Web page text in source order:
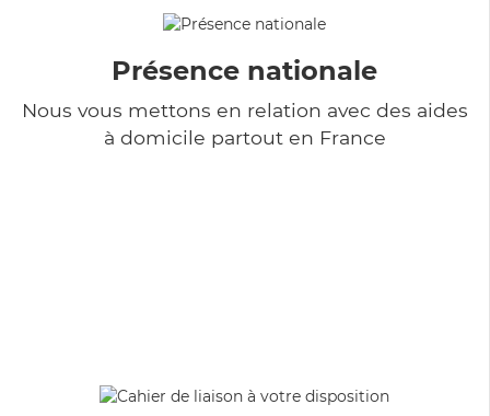
Présence nationale
Nous vous mettons en relation avec des aides
à domicile partout en France